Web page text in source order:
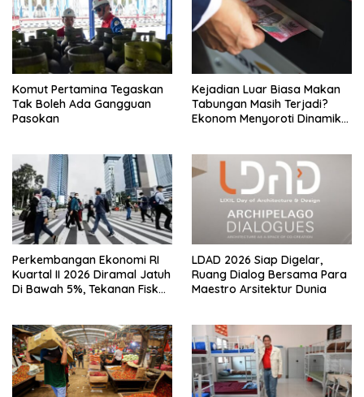
Komut Pertamina Tegaskan
Tak Boleh Ada Gangguan
Pasokan
Kejadian Luar Biasa Makan
Tabungan Masih Terjadi?
Ekonom Menyoroti Dinamika
Perkembangan Ekonomi RI
Kuartal II 2026 Diramal Jatuh
Di Bawah 5%, Tekanan Fiskal
LDAD 2026 Siap Digelar,
Ruang Dialog Bersama Para
Maestro Arsitektur Dunia